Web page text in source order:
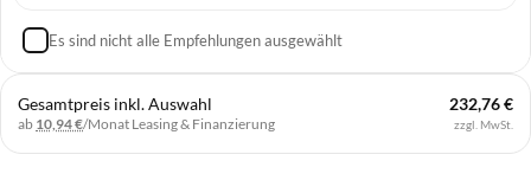
Es sind nicht alle Empfehlungen ausgewählt
Gesamtpreis inkl. Auswahl
ab 10,94 €/Monat Leasing & Finanzierung
232,76 €
zzgl. MwSt.